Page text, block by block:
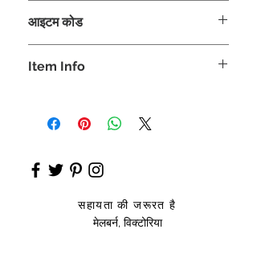
आइटम कोड
Item Info
सहायता की जरूरत है
मेलबर्न, विक्टोरिया